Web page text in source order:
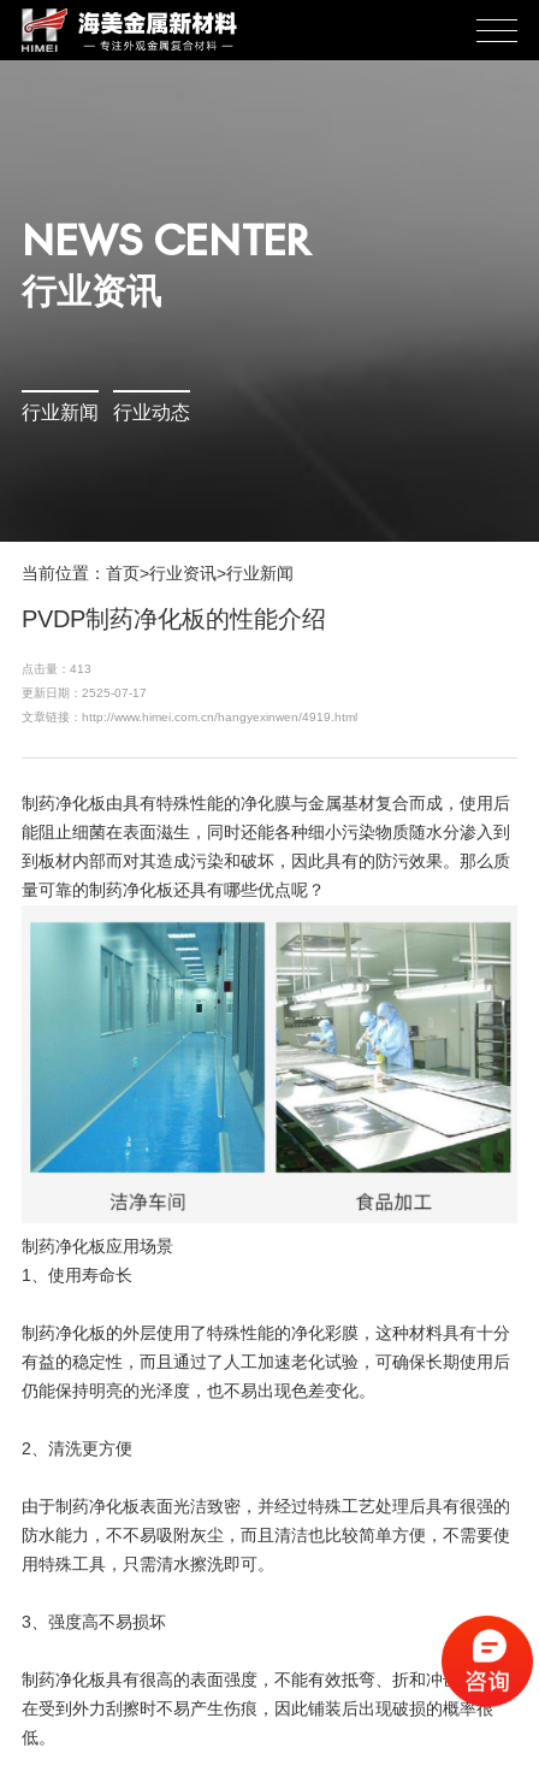
NEWS CENTER
行业资讯
行业新闻 行业动态
当前位置： 首页 >行业资讯>行业新闻
PVDP制药净化板的性能介绍
点击量：413
更新日期：2525-07-17
文章链接：http://www.himei.com.cn/hangyexinwen/4919.html
制药净化板 由具有特殊性能的净化膜与金属基材复合而成，使用后
能阻止细菌在表面滋生，同时还能各种细小污染物质随水分渗入到
到板材内部而对其造成污染和破坏，因此具有的防污效果。那么质
量可靠的制药净化板还具有哪些优点呢？
制药净化板应用场景
1、使用寿命长
制药净化板的外层使用了特殊性能的净化彩膜，这种材料具有十分
有益的稳定性，而且通过了人工加速老化试验，可确保长期使用后
仍能保持明亮的光泽度，也不易出现色差变化。
2、清洗更方便
由于制药净化板表面光洁致密，并经过特殊工艺处理后具有很强的
防水能力，不不易吸附灰尘，而且清洁也比较简单方便，不需要使
用特殊工具，只需清水擦洗即可。
3、强度高不易损坏
制药净化板具有很高的表面强度，不能有效抵弯、折和冲击，而且
在受到外力刮擦时不易产生伤痕，因此铺装后出现破损的概率很
低。